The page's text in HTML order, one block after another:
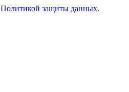
Политикой защиты данных.